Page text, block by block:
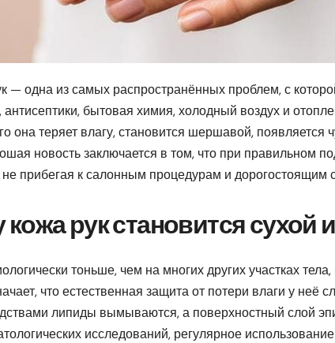
— одна из самых распространённых проблем, с
антисептики, бытовая химия, холодный воздух и
она теряет влагу, становится шершавой, появляется
новость заключается в том, что при правильном
не прибегая к салонным процедурам и дорогостоящим
рук становится сухой
тоньше, чем на многих других участках
что естественная защита от потери влаги у неё
липиды вымываются, а поверхностный слой
исследований, регулярное